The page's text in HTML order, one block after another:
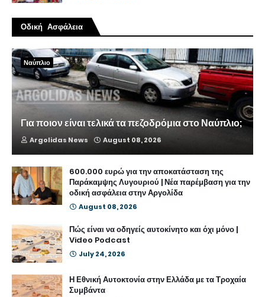
Οδική Ασφάλεια
Ναύπλιο
Για ποιον είναι τελικά τα πεζοδρόμια στο Ναύπλιο;
Argolidas News August 08, 2026
600.000 ευρώ για την αποκατάσταση της
Παράκαμψης Λυγουριού | Νέα παρέμβαση για την
οδική ασφάλεια στην Αργολίδα
August 08, 2026
Πώς είναι να οδηγείς αυτοκίνητο και όχι μόνο |
Video Podcast
July 24, 2026
Η Εθνική Αυτοκτονία στην Ελλάδα με τα Τροχαία
Συμβάντα